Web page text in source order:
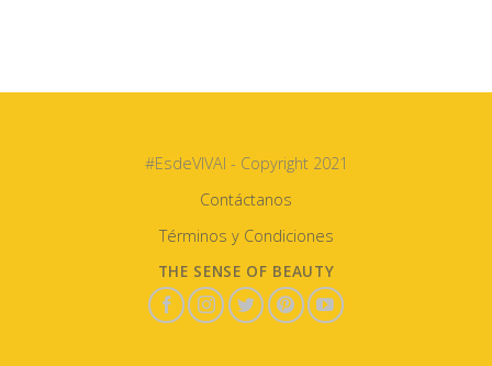
#EsdeVIVAI - Copyright 2021
Contáctanos
Términos y Condiciones
THE SENSE OF BEAUTY